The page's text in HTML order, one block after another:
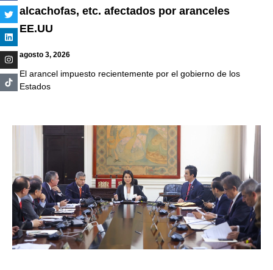
alcachofas, etc. afectados por aranceles
EE.UU
agosto 3, 2026
El arancel impuesto recientemente por el gobierno de los
Estados